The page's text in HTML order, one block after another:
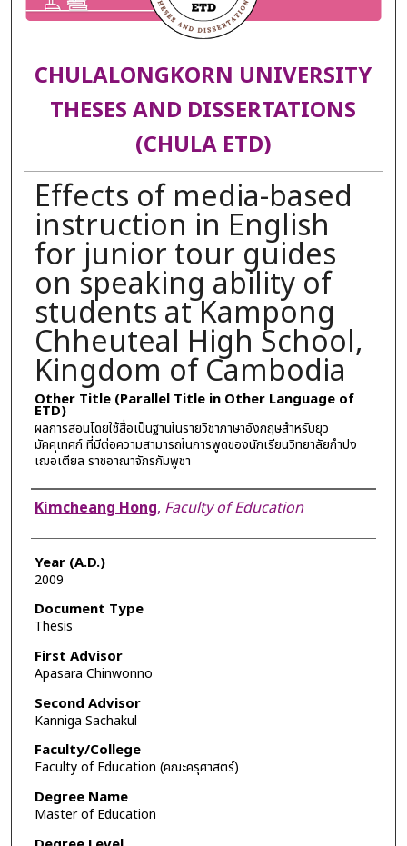
CHULALONGKORN UNIVERSITY
THESES AND DISSERTATIONS
(CHULA ETD)
Effects of media-based
instruction in English
for junior tour guides
on speaking ability of
students at Kampong
Chheuteal High School,
Kingdom of Cambodia
Other Title (Parallel Title in Other Language of
ETD)
ผลการสอนโดยใช้สื่อเป็นฐานในรายวิชาภาษาอังกฤษสำหรับยุว
มัคคุเทศก์ ที่มีต่อความสามารถในการพูดของนักเรียนวิทยาลัยกำปง
เฌอเตียล ราชอาณาจักรกัมพูชา
Author
Kimcheang Hong, Faculty of Education
Year (A.D.)
2009
Document Type
Thesis
First Advisor
Apasara Chinwonno
Second Advisor
Kanniga Sachakul
Faculty/College
Faculty of Education (คณะครุศาสตร์)
Degree Name
Master of Education